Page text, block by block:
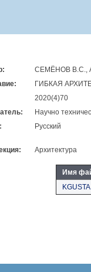
СЕМЁНОВ В.С.,
ГИБКАЯ
2020(4)70
Научно
Русский
Архитектура
Имя